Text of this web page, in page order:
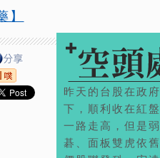
】
昨天的台股在政
下，順利收在紅
一路走高，但是
碁、面板雙虎依